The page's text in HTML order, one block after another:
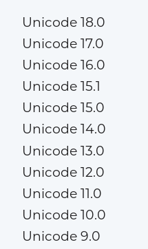
Unicode 18.0
Unicode 17.0
Unicode 16.0
Unicode 15.1
Unicode 15.0
Unicode 14.0
Unicode 13.0
Unicode 12.0
Unicode 11.0
Unicode 10.0
Unicode 9.0